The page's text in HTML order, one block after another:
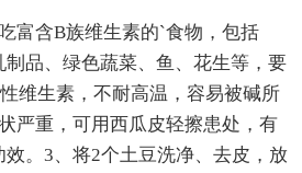
富含B族维生素的`食物，包括
制品、绿色蔬菜、鱼、花生等，要
维生素，不耐高温，容易被碱所
严重，可用西瓜皮轻擦患处，有
。3、将2个土豆洗净、去皮，放